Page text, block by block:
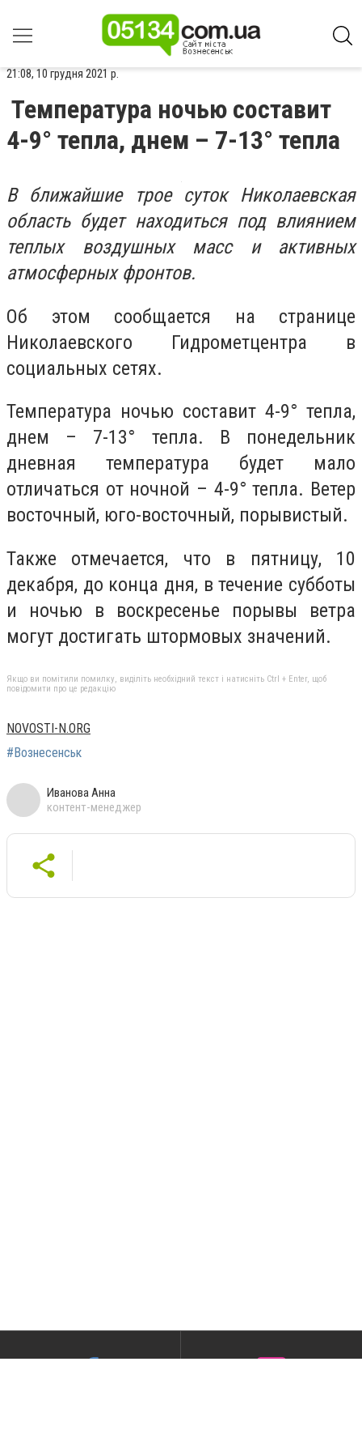
21:08, 10 грудня 2021 р.
Температура ночью составит
4-9° тепла, днем – 7-13° тепла
В ближайшие трое суток Николаевская
область будет находиться под влиянием
теплых воздушных масс и активных
атмосферных фронтов.
Об этом сообщается на странице
Николаевского Гидрометцентра в
социальных сетях.
Температура ночью составит 4-9° тепла,
днем – 7-13° тепла. В понедельник
дневная температура будет мало
отличаться от ночной – 4-9° тепла. Ветер
восточный, юго-восточный, порывистый.
Также отмечается, что в пятницу, 10
декабря, до конца дня, в течение субботы
и ночью в воскресенье порывы ветра
могут достигать штормовых значений.
Якщо ви помітили помилку, виділіть необхідний текст і натисніть Ctrl + Enter, щоб
повідомити про це редакцію
NOVOSTI-N.ORG
#Вознесенськ
Иванова Анна
контент-менеджер